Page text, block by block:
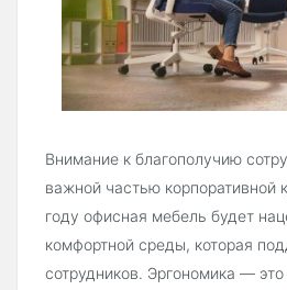
Внимание к благополучию
важной частью корпоративной
году офисная мебель будет
комфортной среды, которая
сотрудников. Эргономика —